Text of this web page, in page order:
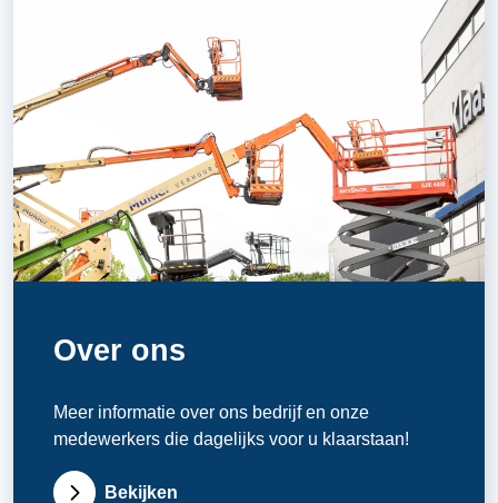
Over ons
Meer informatie over ons bedrijf en onze
medewerkers die dagelijks voor u klaarstaan!
Bekijken